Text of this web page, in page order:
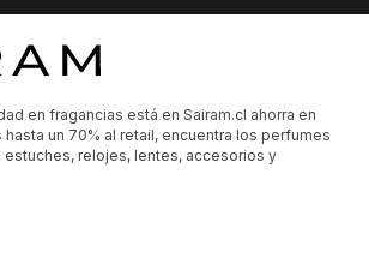
en fragancias está en Sairam.cl ahorra en
un 70% al retail, encuentra los perfumes
estuches, relojes, lentes, accesorios y